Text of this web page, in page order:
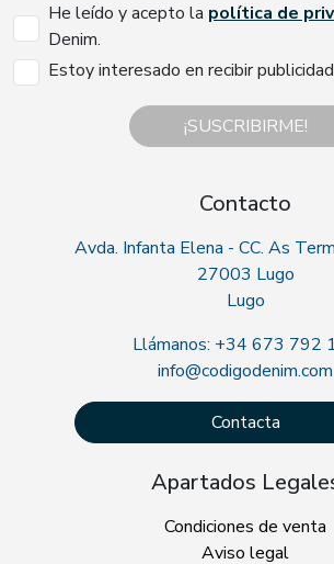
He leído y acepto la política de
Denim.
Estoy interesado en recibir
¡SUSCRIBIRME!
Contacto
Avda. Infanta Elena - CC. As
27003 Lugo
Lugo
Llámanos: +34 673 792
info@codigodenim.com
Contacta
Apartados
Condiciones de venta
Aviso legal